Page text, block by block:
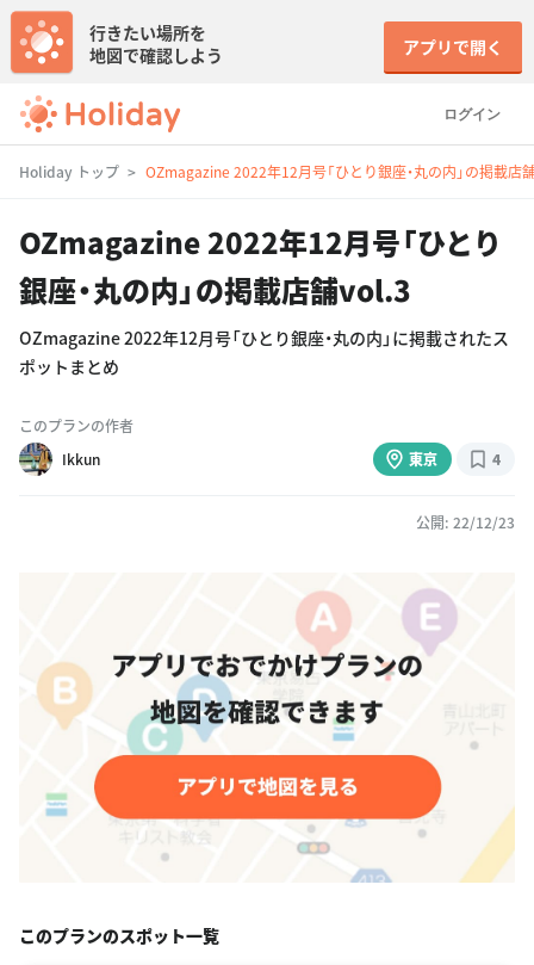
ログイン
行きたい場所を
地図で確認しよう
アプリで開く
Holiday トップ OZmagazine 2022年12月号「ひとり銀座・丸の内」の掲載店
OZmagazine 2022年12月号「ひとり
銀座・丸の内」の掲載店舗vol.3
OZmagazine 2022年12月号「ひとり銀座・丸の内」に掲載されたス
ポットまとめ
このプランの作者
Ikkun
東京 4
公開: 22/12/23
このプランのスポット一覧